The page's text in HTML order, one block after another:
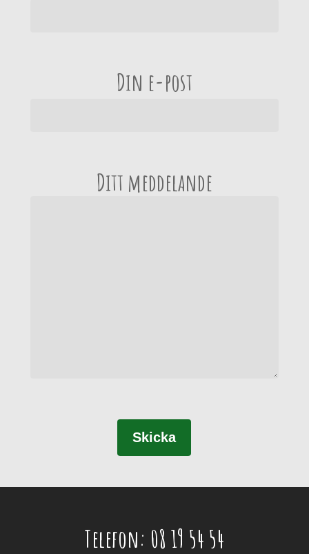
Din e-post
Ditt meddelande
Telefon: 08 19 54 54